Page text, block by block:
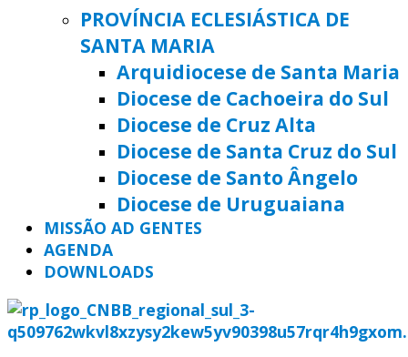
PROVÍNCIA ECLESIÁSTICA DE
SANTA MARIA
Arquidiocese de Santa Maria
Diocese de Cachoeira do Sul
Diocese de Cruz Alta
Diocese de Santa Cruz do Sul
Diocese de Santo Ângelo
Diocese de Uruguaiana
MISSÃO AD GENTES
AGENDA
DOWNLOADS